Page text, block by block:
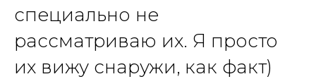
специально не
рассматриваю их. Я просто
их вижу снаружи, как факт)